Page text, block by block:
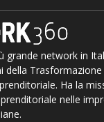
grande network in
della
Ha la
nelle